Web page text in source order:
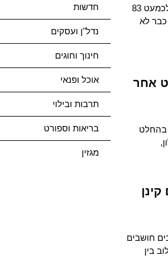
תוחלת החיים בישראל עלתה ב-30 השנים האחרונות מ-75 שנים לכמעט 83
כבר לא
אחר
בהחלט
חושבים
בין
חדשות
נדל"ן ועסקים
חינוך וחוגים
אוכל ופנאי
תרבות ובילוי
בריאות וספורט
מגזין